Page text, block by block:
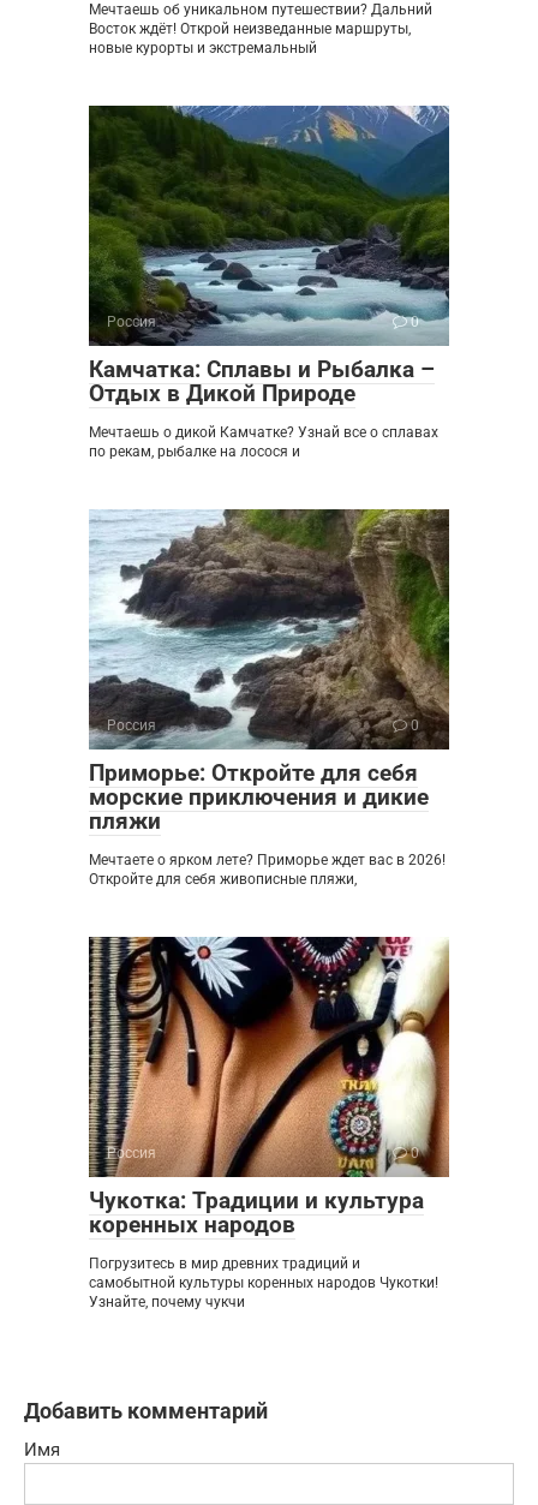
Мечтаешь об уникальном путешествии? Дальний
Восток ждёт! Открой неизведанные маршруты,
новые курорты и экстремальный
Россия 0
Камчатка: Сплавы и Рыбалка –
Отдых в Дикой Природе
Мечтаешь о дикой Камчатке? Узнай все о сплавах
по рекам, рыбалке на лосося и
Россия 0
Приморье: Откройте для себя
морские приключения и дикие
пляжи
Мечтаете о ярком лете? Приморье ждет вас в 2026!
Откройте для себя живописные пляжи,
Россия 0
Чукотка: Традиции и культура
коренных народов
Погрузитесь в мир древних традиций и
самобытной культуры коренных народов Чукотки!
Узнайте, почему чукчи
Добавить комментарий
Имя